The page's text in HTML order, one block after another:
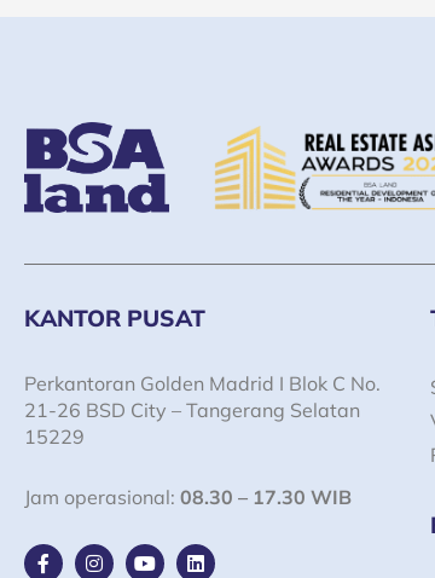
KANTOR PUSAT
Perkantoran Golden Madrid I Blok C No.
21-26 BSD City – Tangerang Selatan
15229
Jam operasional: 08.30 – 17.30 WIB
F
a
I
n
Y
o
L
i